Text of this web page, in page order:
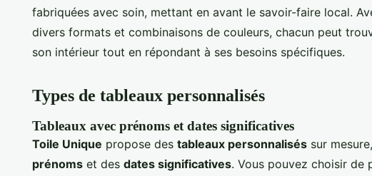
fabriquées avec soin, mettant en avant le savoir-faire local.
divers formats et combinaisons de couleurs, chacun peut
son intérieur tout en répondant à ses besoins spécifiques.
Types de tableaux personnalisés
Tableaux avec prénoms et dates significatives
Toile Unique propose des tableaux personnalisés sur
prénoms et des dates significatives. Vous pouvez choisir de